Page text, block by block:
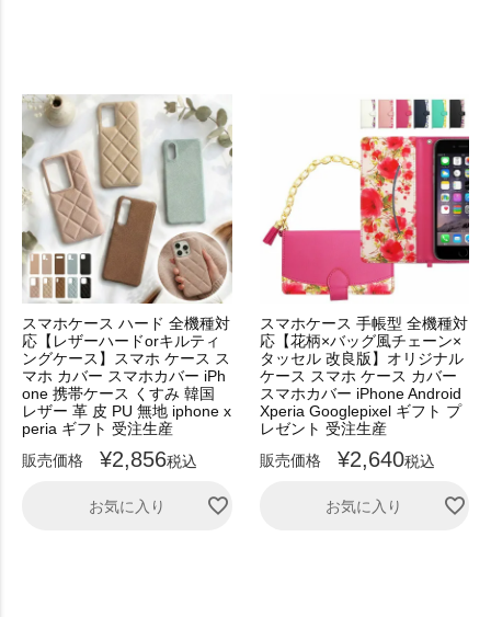
スマホケース ハード 全機種対
応【レザーハードorキルティ
ングケース】スマホ ケース ス
マホ カバー スマホカバー iPh
one 携帯ケース くすみ 韓国
レザー 革 皮 PU 無地 iphone x
peria ギフト 受注生産
販売価格
¥2,856税込
お気に入り
スマホケース 手帳型 全機種対
応【花柄×バッグ風チェーン×
タッセル 改良版】オリジナル
ケース スマホ ケース カバー
スマホカバー iPhone Android
Xperia Googlepixel ギフト プ
レゼント 受注生産
販売価格
¥2,640税込
お気に入り